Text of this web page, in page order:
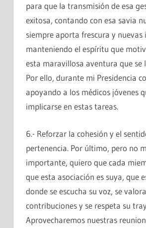
para que la transmisión de esa
exitosa, contando con esa savia
siempre aporta frescura y nuevas
manteniendo el espíritu que
esta maravillosa aventura que se
Por ello, durante mi Presidencia
apoyando a los médicos jóvenes
implicarse en estas tareas.
6.- Reforzar la cohesión y el
pertenencia. Por último, pero no
importante, quiero que cada
que esta asociación es suya, que
donde se escucha su voz, se
contribuciones y se respeta su
Aprovecharemos nuestras